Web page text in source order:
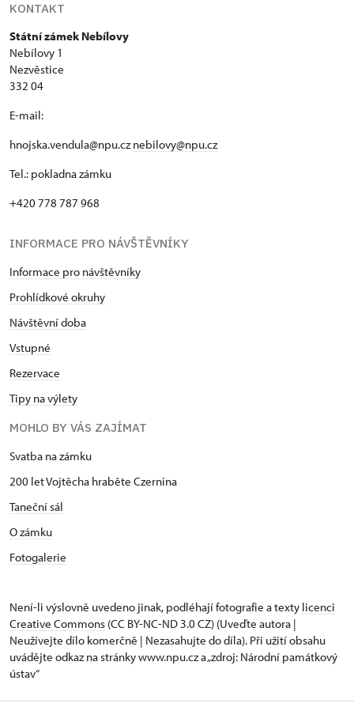
KONTAKT
Státní zámek Nebílovy
Nebílovy 1
Nezvěstice
332 04
E-mail:
hnojska.vendula@npu.cznebilovy@npu.cz
Tel.: pokladna zámku
+420 778 787 968
INFORMACE PRO NÁVŠTĚVNÍKY
Informace pro návštěvníky
Prohlídkové okruhy
Návštěvní doba
Vstupné
Rezervace
Tipy na výlety
MOHLO BY VÁS ZAJÍMAT
Svatba na zámku
200 let Vojtěcha hraběte Czernina
Taneční sál
O zámku
Fotogalerie
Není-li výslovně uvedeno jinak, podléhají fotografie a texty licenci
Creative Commons (CC BY-NC-ND 3.0 CZ) (Uveďte autora |
Neužívejte dílo komerčně | Nezasahujte do díla). Při užití obsahu
uvádějte odkaz na stránky www.npu.cz a „zdroj: Národní památkový
ústav“